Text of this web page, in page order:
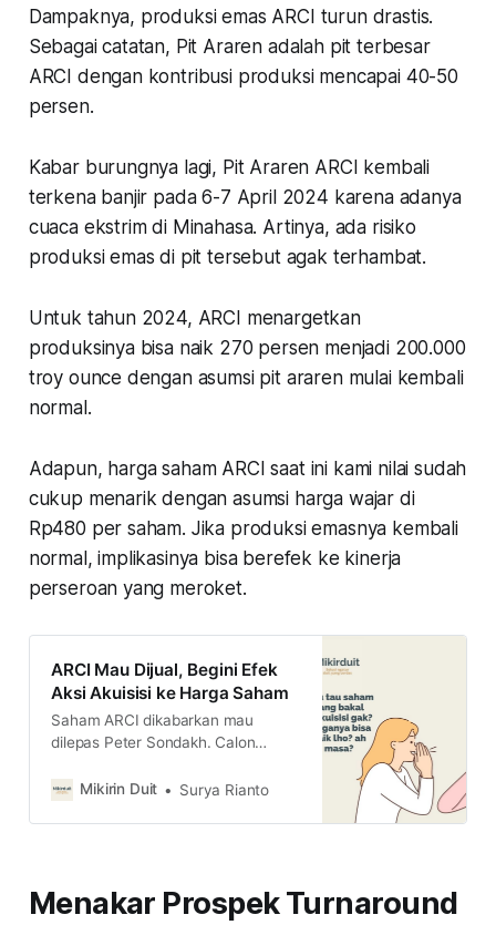
Dampaknya, produksi emas ARCI turun drastis.
Sebagai catatan, Pit Araren adalah pit terbesar
ARCI dengan kontribusi produksi mencapai 40-50
persen.
Kabar burungnya lagi, Pit Araren ARCI kembali
terkena banjir pada 6-7 April 2024 karena adanya
cuaca ekstrim di Minahasa. Artinya, ada risiko
produksi emas di pit tersebut agak terhambat.
Untuk tahun 2024, ARCI menargetkan
produksinya bisa naik 270 persen menjadi 200.000
troy ounce dengan asumsi pit araren mulai kembali
normal.
Adapun, harga saham ARCI saat ini kami nilai sudah
cukup menarik dengan asumsi harga wajar di
Rp480 per saham. Jika produksi emasnya kembali
normal, implikasinya bisa berefek ke kinerja
perseroan yang meroket.
ARCI Mau Dijual, Begini Efek
Aksi Akuisisi ke Harga Saham
Saham ARCI dikabarkan mau
dilepas Peter Sondakh. Calon
UNTR. Begini pola pergerakan
Mikirin Duit Surya Rianto
Menakar Prospek Turnaround